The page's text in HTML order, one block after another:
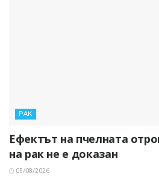
РАК
Ефектът на пчелната
на рак не е доказан
05/08/2026